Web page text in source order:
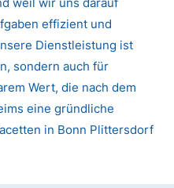
weil wir uns darauf
effizient und
Dienstleistung ist
sondern auch für
Wert, die nach dem
eine gründliche
in Bonn Plittersdorf